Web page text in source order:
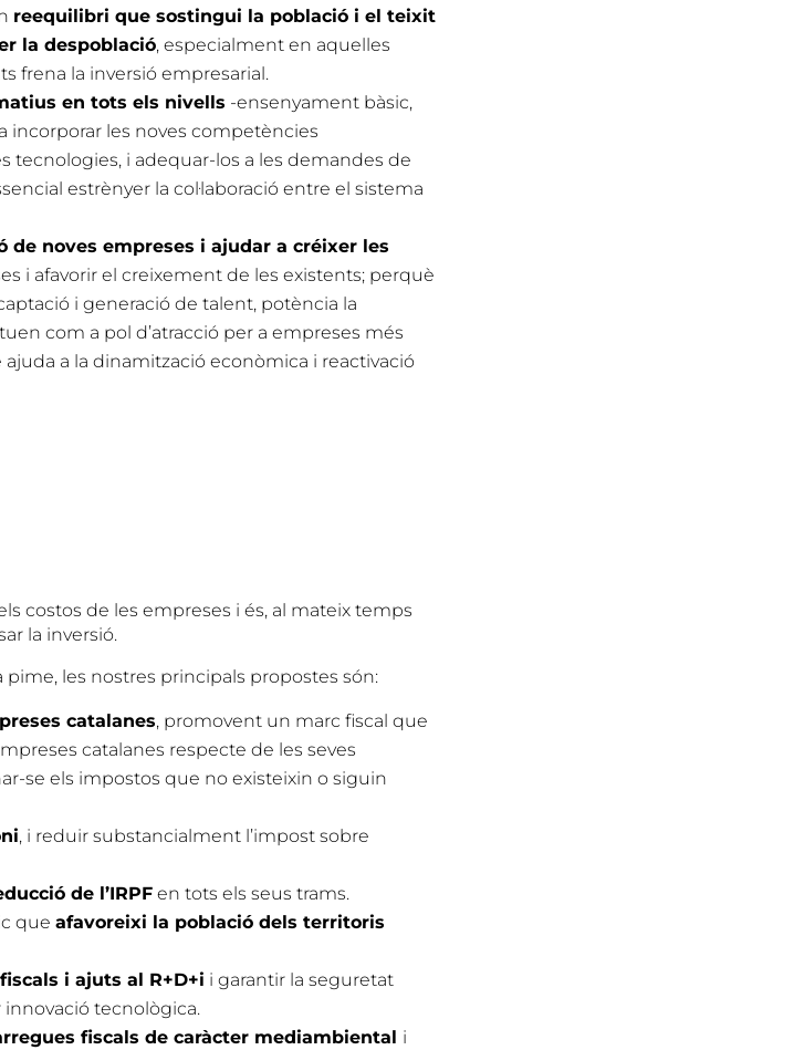
reequilibri que sostingui la població i el teixit
la despoblació, especialment en aquelles
frena la inversió empresarial.
en tots els nivells -ensenyament bàsic,
incorporar les noves competències
tecnologies, i adequar-los a les demandes de
estrènyer la col·laboració entre el sistema
noves empreses i ajudar a créixer les
i afavorir el creixement de les existents; perquè
i generació de talent, potència la
com a pol d’atracció per a empreses més
ajuda a la dinamització econòmica i reactivació
costos de les empreses i és, al mateix temps
la inversió.
pime, les nostres principals propostes són:
catalanes, promovent un marc fiscal que
catalanes respecte de les seves
se els impostos que no existeixin o siguin
, i reduir substancialment l’impost sobre
de l’IRPF en tots els seus trams.
que afavoreixi la població dels territoris
i ajuts al R+D+i i garantir la seguretat
tecnològica.
fiscals de caràcter mediambiental i